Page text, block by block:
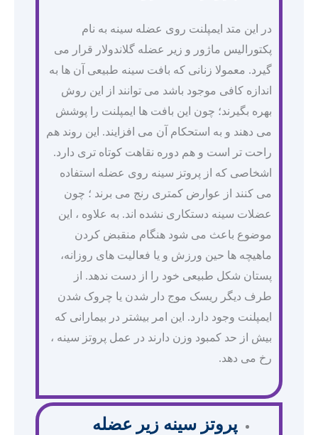
در این متد ایمپلنت روی عضله سینه به نام
پکتورالیس ماژور و زیر عضله گلاندولار قرار می
گیرد. معمولا زنانی که بافت سینه طبیعی آن ها به
اندازه کافی موجود باشد می توانند از این روش
بهره بگیرند؛ چون این بافت ها ایمپلنت را پوشش
می دهند و به استحکام آن می افزایند. این روند هم
راحت تر است و هم دوره نقاهت کوتاه تری دارد.
اشخاصی که از پروتز سینه روی عضله استفاده
می کنند از عوارض کمتری رنج می برند ؛ چون
عضلات سینه دستکاری نشده اند. به علاوه ، این
موضوع باعث می شود هنگام منقبض کردن
ماهیچه ها حین ورزش و یا فعالیت های روزانه،
پستان شکل طبیعی خود را از دست ندهد. از
طرف دیگر ریسک موج دار شدن یا چروک شدن
ایمپلنت وجود دارد. این امر بیشتر در بیمارانی که
بیش از حد کمبود وزن دارند در عمل پروتز سینه ،
رخ می دهد.
پروتز سینه زیر عضله